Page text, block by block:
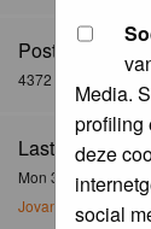
Media.
profiling
deze
social
Posts:
4372
Last Post:
Mon 30 Dec 2024,
Jovanzo